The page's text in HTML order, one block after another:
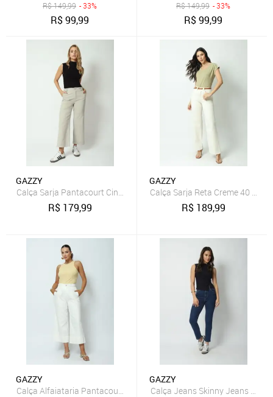
R$149,99 - 33%
R$99,99
R$149,99 - 33%
R$99,99
GAZZY
Calça Sarja Pantacourt Cinza M Gazzy
R$ 179,99
GAZZY
Calça Sarja Reta Creme 40
R$ 189,99
GAZZY
Calça Alfaiataria Pantacourt Off White M Gazzy
GAZZY
Calça Jeans Skinny Jeans